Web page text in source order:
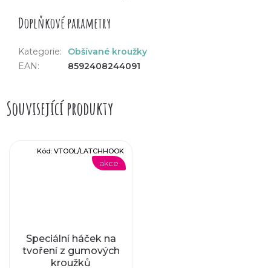
Doplňkové parametry
Kategorie:
Obšívané kroužky
EAN: 8592408244091
Související produkty
akce
Speciální háček na
tvoření z gumových
kroužků
Kód: VTOOL/LATCHHOOK